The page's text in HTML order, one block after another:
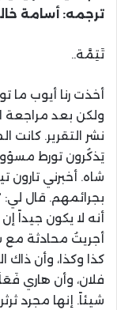
ترجمه: أسامة
تَتِمَّة..
أخذت رنا أيوب ما
ولكن بعد مراجعة
نشر التقرير.
يَذكُرون تورط
شاه. أخبرني
بجرائمهم. قال لي:
أنه لا يكون جيداً
أجريتُ محادثة مع
كذا وكذا، وأن
فلان، وأن هاري
شيئاً. إنها مجرد